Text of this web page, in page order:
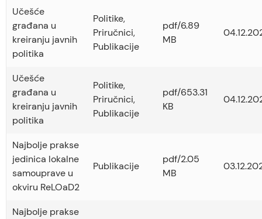
Učešće
građana u
kreiranju javnih
politika
Politike,
Priručnici,
Publikacije
pdf/6.89
MB
Učešće
građana u
kreiranju javnih
politika
Politike,
Priručnici,
Publikacije
pdf/653.31
KB
Najbolje prakse
jedinica lokalne
samouprave u
okviru ReLOaD2
Publikacije
pdf/2.05
MB
Najbolje prakse